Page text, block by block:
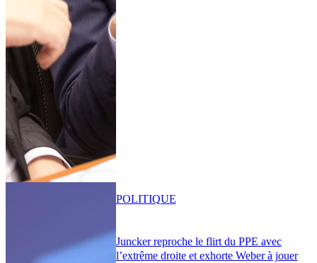
Juncker reproche le flirt du PPE avec
l’extrême droite et exhorte Weber à jouer
POLITIQUE